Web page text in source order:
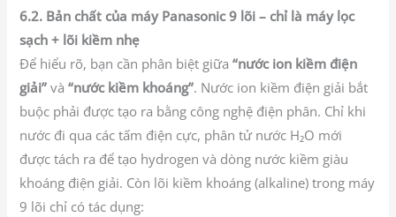
6.2. Bản chất của máy Panasonic 9 lõi – chỉ là máy lọc
sạch + lõi kiềm nhẹ
Để hiểu rõ, bạn cần phân biệt giữa“nước ion kiềm điện
giải” và“nước kiềm khoáng”. Nước ion kiềm điện giải bắt
buộc phải được tạo ra bằng công nghệ điện phân. Chỉ khi
nước đi qua các tấm điện cực, phân tử nước H₂O mới
được tách ra để tạo hydrogen và dòng nước kiềm giàu
khoáng điện giải. Còn lõi kiềm khoáng (alkaline) trong máy
9 lõi chỉ có tác dụng: